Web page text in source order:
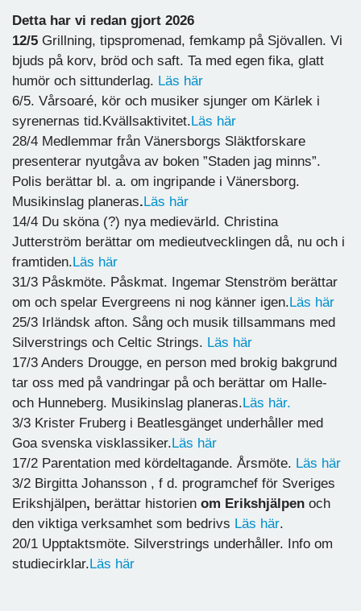
Detta har vi redan gjort 2026
12/5 Grillning, tipspromenad, femkamp på Sjövallen. Vi
bjuds på korv, bröd och saft. Ta med egen fika, glatt
humör och sittunderlag. Läs här
6/5. Vårsoaré, kör och musiker sjunger om Kärlek i
syrenernas tid.Kvällsaktivitet.Läs här
28/4 Medlemmar från Vänersborgs Släktforskare
presenterar nyutgåva av boken ”Staden jag minns”.
Polis berättar bl. a. om ingripande i Vänersborg.
Musikinslag planeras.Läs här
14/4 Du sköna (?) nya medievärld. Christina
Jutterström berättar om medieutvecklingen då, nu och i
framtiden.Läs här
31/3 Påskmöte. Påskmat. Ingemar Stenström berättar
om och spelar Evergreens ni nog känner igen.Läs här
25/3 Irländsk afton. Sång och musik tillsammans med
Silverstrings och Celtic Strings. Läs här
17/3 Anders Drougge, en person med brokig bakgrund
tar oss med på vandringar på och berättar om Halle-
och Hunneberg. Musikinslag planeras.Läs här.
3/3 Krister Fruberg i Beatlesgänget underhåller med
Goa svenska visklassiker.Läs här
17/2 Parentation med kördeltagande. Årsmöte. Läs här
3/2 Birgitta Johansson , f d. programchef för Sveriges
Erikshjälpen, berättar historien om Erikshjälpen och
den viktiga verksamhet som bedrivs Läs här.
20/1 Upptaktsmöte. Silverstrings underhåller. Info om
studiecirklar.Läs här